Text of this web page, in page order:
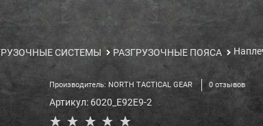
СИСТЕМЫ РАЗГРУЗОЧНЫЕ ПОЯСА
Производитель: NORTH TACTICAL GEAR 0 отзывов
Артикул: 6020_E92E9-2